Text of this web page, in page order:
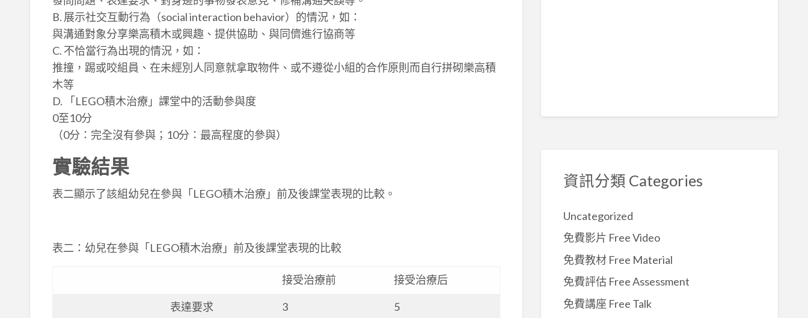
B. 展示社交互動行為（social interaction behavior）的情況，如：
與溝通對象分享樂高積木或興趣、提供協助、與同儕進行協商等
C. 不恰當行為出現的情況，如：
推撞，踢或咬組員、在未經別人同意就拿取物件、或不遵從小組的合作原則而自行拼砌樂高積
木等
D. 「LEGO積木治療」課堂中的活動參與度
0至10分
（0分：完全沒有參與；10分：最高程度的參與）
實驗結果
表二顯示了該組幼兒在參與「LEGO積木治療」前及後課堂表現的比較。
表二：幼兒在參與「LEGO積木治療」前及後課堂表現的比較
接受治療前 接受治療后
表達要求 3 5
資訊分類 Categories
Uncategorized
免費影片 Free Video
免費教材 Free Material
免費評估 Free Assessment
免費講座 Free Talk